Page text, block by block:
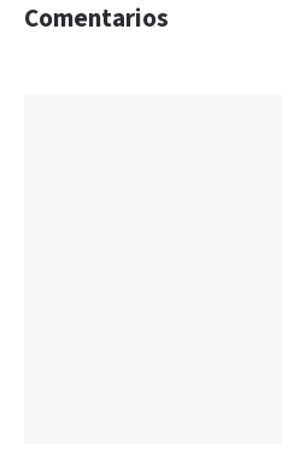
Comentarios